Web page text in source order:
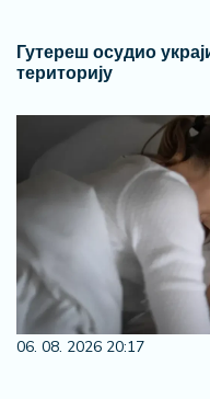
Гутереш осудио
територију
06. 08. 2026 20:17